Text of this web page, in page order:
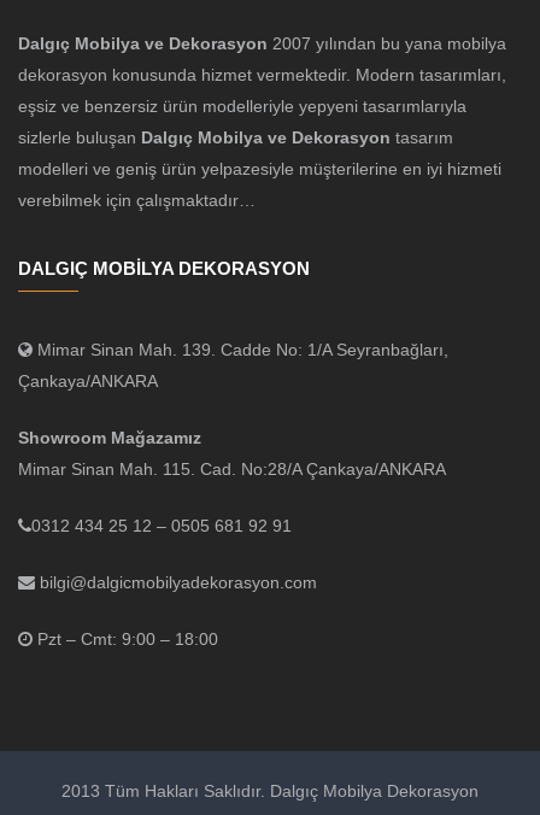
Dalgıç Mobilya ve Dekorasyon 2007 yılından bu yana mobilya
dekorasyon konusunda hizmet vermektedir. Modern tasarımları,
eşsiz ve benzersiz ürün modelleriyle yepyeni tasarımlarıyla
sizlerle buluşan Dalgıç Mobilya ve Dekorasyon tasarım
modelleri ve geniş ürün yelpazesiyle müşterilerine en iyi hizmeti
verebilmek için çalışmaktadır…
DALGIÇ MOBİLYA DEKORASYON
Mimar Sinan Mah. 139. Cadde No: 1/A Seyranbağları,
Çankaya/ANKARA
Showroom Mağazamız
Mimar Sinan Mah. 115. Cad. No:28/A Çankaya/ANKARA
0312 434 25 12 – 0505 681 92 91
bilgi@dalgicmobilyadekorasyon.com
Pzt – Cmt: 9:00 – 18:00
2013 Tüm Hakları Saklıdır. Dalgıç Mobilya Dekorasyon